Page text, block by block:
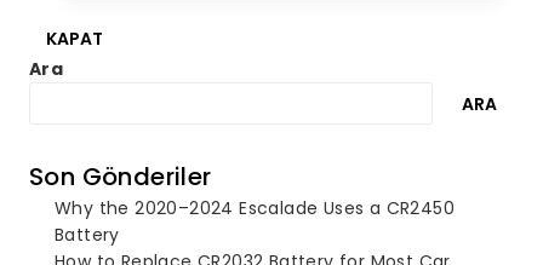
KAPAT
Ara
ARA
Son Gönderiler
Why the 2020–2024 Escalade Uses a CR2450
Battery